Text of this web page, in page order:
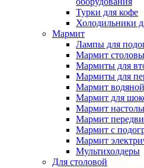
Турки для кофе
Холодильники
Мармит
Лампы для
Мармит
Мармиты для
Мармиты для
Мармит водяной
Мармит для
Мармит
Мармит
Мармит с
Мармит
Мультихолдеры
Для столовой